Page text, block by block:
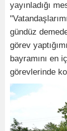
yayınladığı
gündüz
görev
bayramını en
görevlerinde